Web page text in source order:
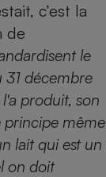
c’est la
de
le
31 décembre
produit, son
principe même
lait qui est un
on doit